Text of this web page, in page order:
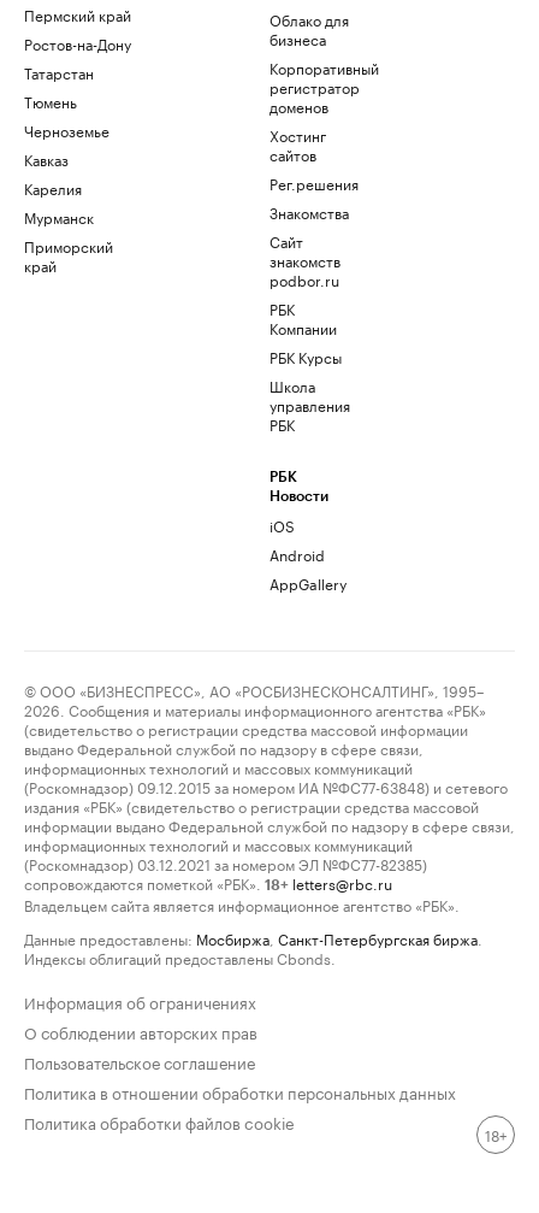
Пермский край
Ростов-на-Дону
Татарстан
Тюмень
Черноземье
Кавказ
Карелия
Мурманск
Приморский
край
Облако для
бизнеса
Корпоративный
регистратор
доменов
Хостинг
сайтов
Рег.решения
Знакомства
Сайт
знакомств
podbor.ru
РБК
Компании
РБК Курсы
Школа
управления
РБК
РБК
Новости
iOS
Android
AppGallery
© ООО «БИЗНЕСПРЕСС», АО «РОСБИЗНЕСКОНСАЛТИНГ», 1995–
2026. Сообщения и материалы информационного агентства «РБК»
(свидетельство о регистрации средства массовой информации
выдано Федеральной службой по надзору в сфере связи,
информационных технологий и массовых коммуникаций
(Роскомнадзор) 09.12.2015 за номером ИА №ФС77-63848) и сетевого
издания «РБК» (свидетельство о регистрации средства массовой
информации выдано Федеральной службой по надзору в сфере связи,
информационных технологий и массовых коммуникаций
(Роскомнадзор) 03.12.2021 за номером ЭЛ №ФС77-82385)
сопровождаются пометкой «РБК».
18+ letters@rbc.ru
Владельцем сайта является информационное агентство «РБК».
Данные предоставлены: Мосбиржа Санкт-Петербургская биржа
Индексы облигаций предоставлены Cbonds.
Информация об ограничениях
О соблюдении авторских прав
Пользовательское соглашение
Политика в отношении обработки персональных данных
Политика обработки файлов cookie
18+